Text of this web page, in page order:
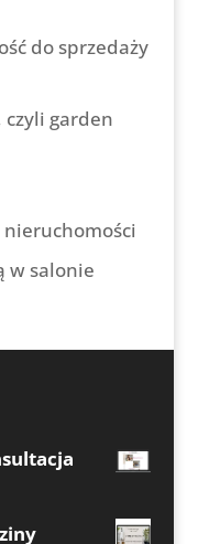
do sprzedaży
czyli garden
w salonie